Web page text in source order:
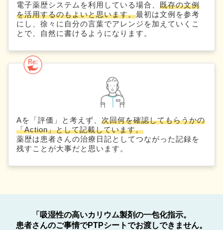
電子薬歴システムを利用している場合、 既存の文例
を活用するのもよいと思います。最初は文例を参考
にし、徐々に自分の言葉でアレンジを加えていくこ
とで、自然に書けるようになります。
Aを「評価」と考えず、 次回何を確認してもらうかの
「Action」として記載しています。
薬歴は患者さんの治療日記としてつながった記録を
残すことが大事だと思います。
「吸湿性の高いカリウム製剤の一包化指示。
患者さんのご事情でPTPシートでお渡しできません。